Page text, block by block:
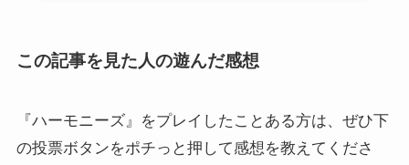
この記事を見た人の遊んだ感想
『ハーモニーズ』をプレイしたことある方は、ぜひ下
の投票ボタンをポチっと押して感想を教えてくださ